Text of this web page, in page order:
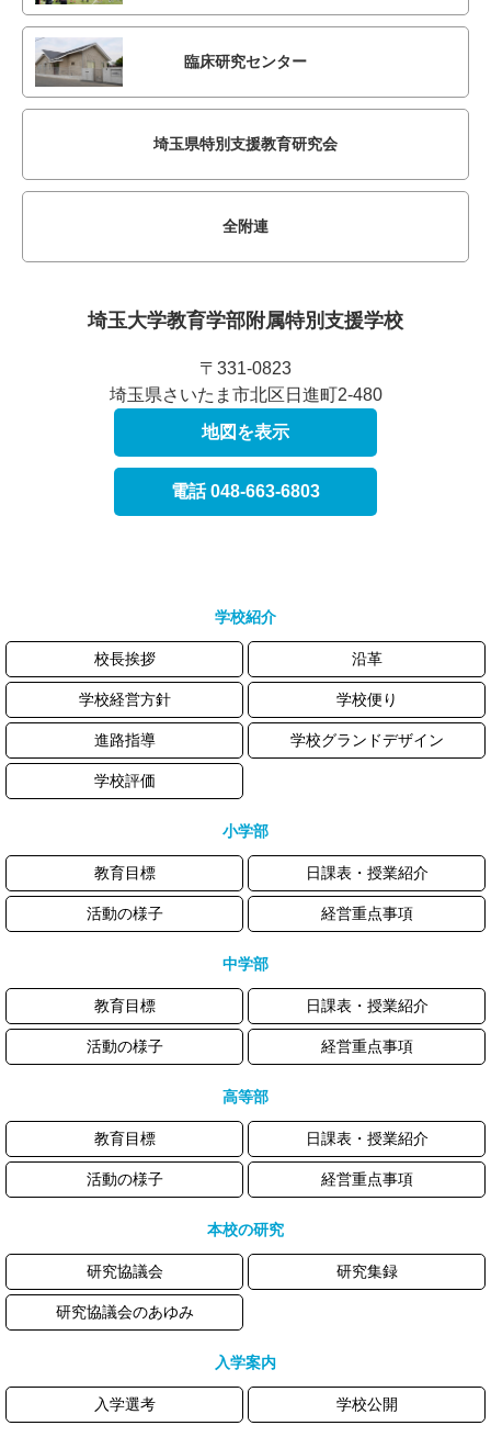
臨床研究センター
埼玉県特別支援教育研究会
全附連
埼玉大学教育学部附属特別支援学校
〒331-0823
埼玉県さいたま市北区日進町2-480
地図を表示
電話 048-663-6803
学校紹介
校長挨拶 沿革
学校経営方針 学校便り
進路指導 学校グランドデザイン
学校評価
小学部
教育目標 日課表・授業紹介
活動の様子 経営重点事項
中学部
教育目標 日課表・授業紹介
活動の様子 経営重点事項
高等部
教育目標 日課表・授業紹介
活動の様子 経営重点事項
本校の研究
研究協議会 研究集録
研究協議会のあゆみ
入学案内
入学選考 学校公開